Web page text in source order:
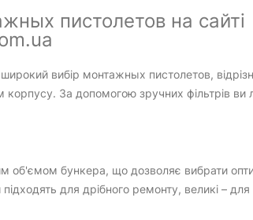
пистолетов на сайті
широкий вибір монтажных пистолетов,
корпусу. За допомогою зручних фільтрів ви
об'ємом бункера, що дозволяє вибрати
для дрібного ремонту, великі –